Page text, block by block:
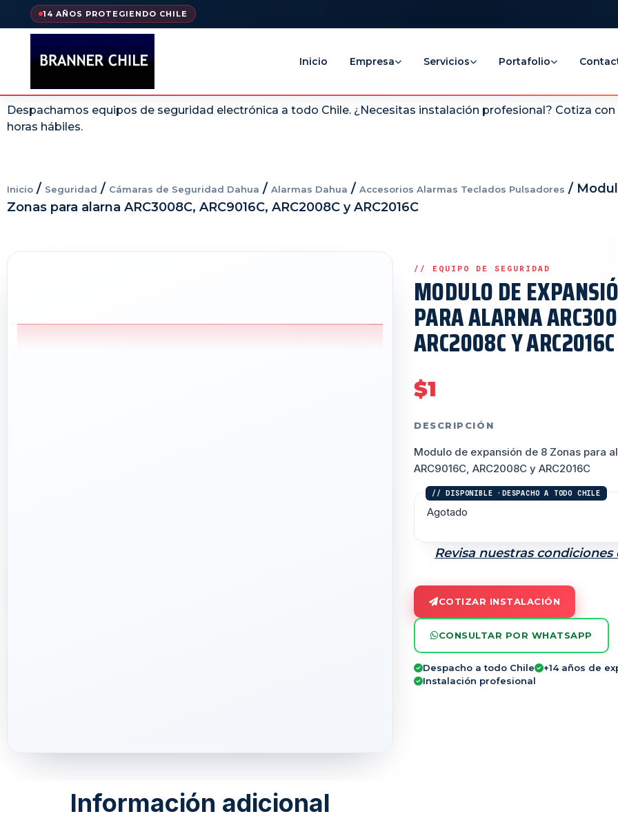
14 AÑOS PROTEGIENDO CHILE
Inicio Empresa Servicios Portafolio
Despachamos equipos de seguridad electrónica a todo Chile. ¿Necesitas instalación profesional? Cotiza
horas hábiles.
Inicio / Seguridad / Cámaras de Seguridad Dahua / Alarmas Dahua / Accesorios Alarmas Teclados Pulsadores /
Zonas para alarna ARC3008C, ARC9016C, ARC2008C y ARC2016C
MODULO DE
PARA ALARNA
ARC2008C Y ARC2016C
$1
DESCRIPCIÓN
Modulo de expansión de 8 Zonas para
ARC9016C, ARC2008C y ARC2016C
Agotado
Revisa nuestras condiciones
COTIZAR INSTALACIÓN
CONSULTAR POR WHATSAPP
Despacho a todo Chile
+14 años de
Instalación profesional
Información adicional